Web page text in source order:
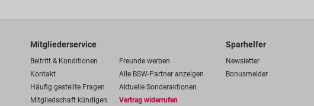
Mitgliederservice
Beitritt & Konditionen
Freunde werben
Kontakt
Alle BSW-Partner anzeigen
Häufig gestellte Fragen
Aktuelle Sonderaktionen
Mitgliedschaft kündigen
Vertrag widerrufen
Sparhelfer
Newsletter
Bonusmelder